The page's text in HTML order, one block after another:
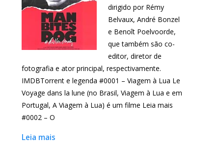
dirigido por Rémy
Belvaux, André Bonzel
e Benoît Poelvoorde,
que também são co-
editor, diretor de
fotografia e ator principal, respectivamente.
IMDBTorrent e legenda #0001 – Viagem à Lua Le
Voyage dans la lune (no Brasil, Viagem à Lua e em
Portugal, A Viagem à Lua) é um filme Leia mais
#0002 – O
Leia mais